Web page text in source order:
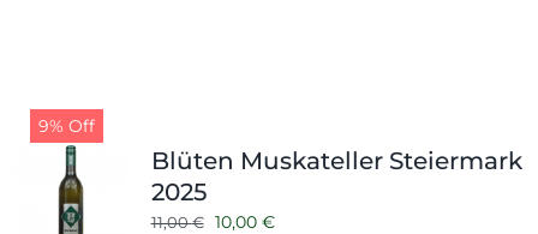
9% Off
Blüten Muskateller Steiermark
2025
11,00€ Ursprünglicher
10,00 €Aktueller